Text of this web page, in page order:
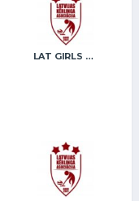
LAT GIRLS VENTSPILS 2